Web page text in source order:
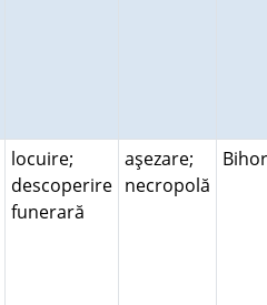
locuire;
descoperire
funerară
aşezare;
necropolă